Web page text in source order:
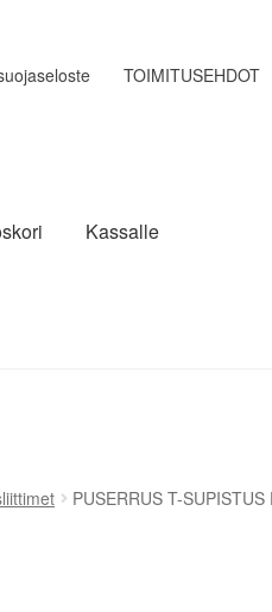
TOIMITUSEHDOT
Kassalle
PUSERRUS T-